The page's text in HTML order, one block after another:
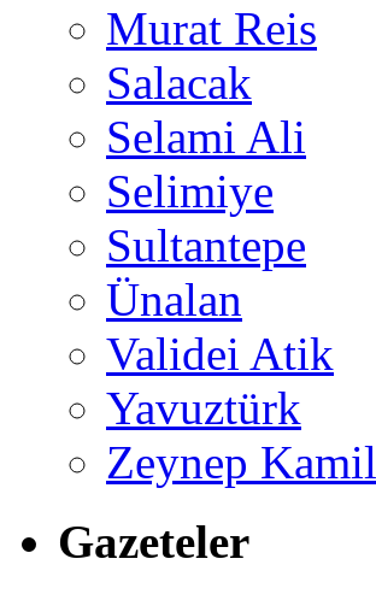
Murat Reis
Salacak
Selami Ali
Selimiye
Sultantepe
Ünalan
Validei Atik
Yavuztürk
Zeynep Kamil
Gazeteler